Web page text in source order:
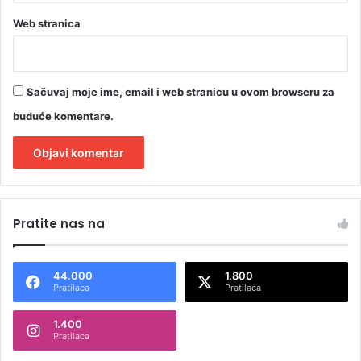
e
m
Web stranica
Sačuvaj moje ime, email i web stranicu u ovom browseru za
buduće komentare.
t
n
t
Pratite nas na
44.000
Pratilaca
1.800
Pratilaca
1.400
Pratilaca